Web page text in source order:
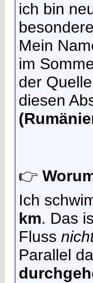
ich bin
Mein
im
der
diesen
👉
Ich
km. Das
Fluss
Parallel